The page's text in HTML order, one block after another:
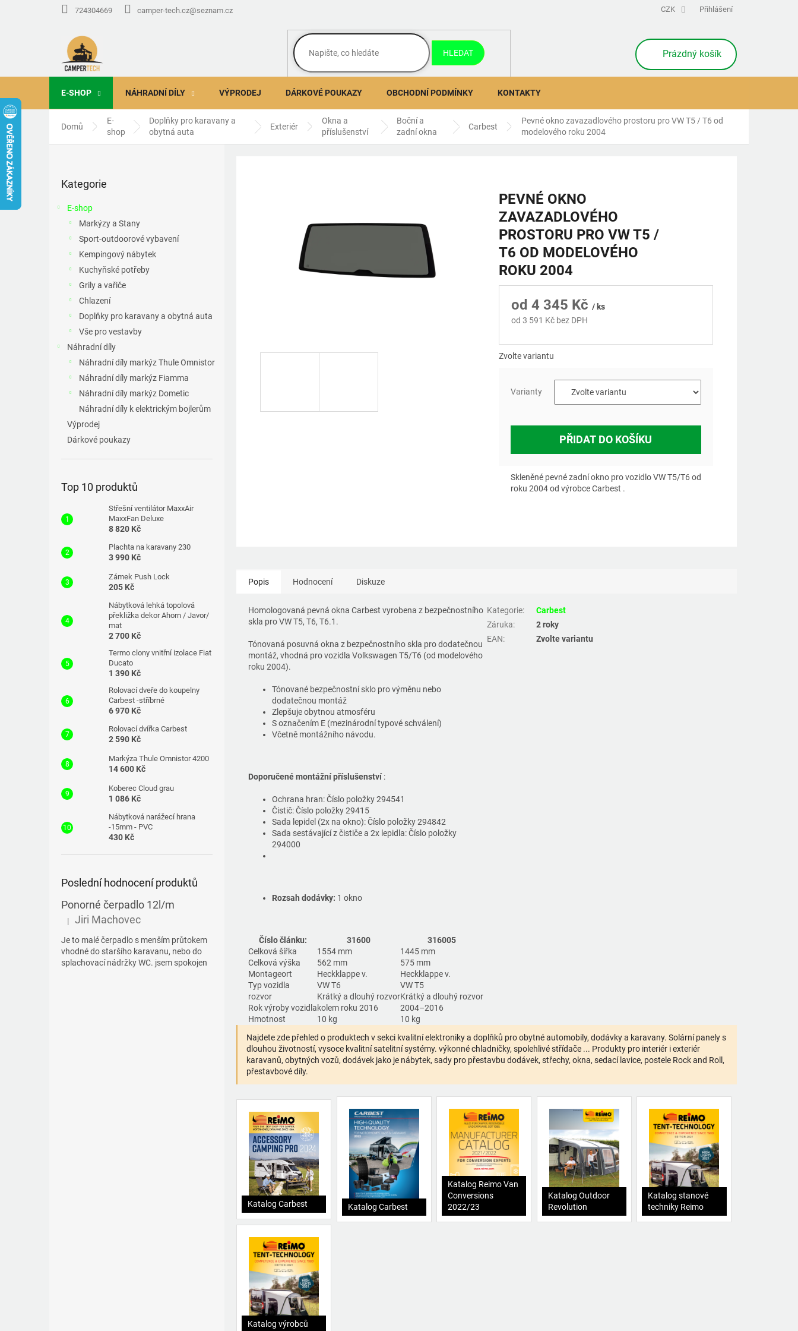
724304669 camper-tech.cz@seznam.cz CZK Přihlášení
HLEDAT
NÁKUPNÍ
KOŠÍK
Prázdný košík
E-SHOP NÁHRADNÍ DÍLY VÝPRODEJ DÁRKOVÉ POUKAZY OBCHODNÍ PODMÍNKY KONTAKTY
Domů
E-
shop
Doplňky pro karavany a
obytná auta
Exteriér
Okna a
příslušenství
Boční a
zadní okna
Carbest
Pevné okno zavazadlového prostoru pro VW T5 / T6 od
modelového roku 2004
kategorie
Kategorie
E-shop
Markýzy a Stany
Sport-outdoorové vybavení
Kempingový nábytek
Kuchyňské potřeby
Grily a vařiče
Chlazení
Doplňky pro karavany a obytná auta
Vše pro vestavby
Náhradní díly
Náhradní díly markýz Thule Omnistor
Náhradní díly markýz Fiamma
Náhradní díly markýz Dometic
Náhradní díly k elektrickým bojlerům
Výprodej
Dárkové poukazy
Top 10 produktů
Střešní ventilátor MaxxAir
MaxxFan Deluxe
8 820 Kč
Plachta na karavany 230
3 990 Kč
Zámek Push Lock
205 Kč
Nábytková lehká topolová
překližka dekor Ahorn / Javor/
mat
2 700 Kč
Termo clony vnitřní izolace Fiat
Ducato
1 390 Kč
Rolovací dveře do koupelny
Carbest -stříbrné
6 970 Kč
Rolovací dvířka Carbest
2 590 Kč
Markýza Thule Omnistor 4200
14 600 Kč
Koberec Cloud grau
1 086 Kč
Nábytková narážecí hrana
-15mm - PVC
430 Kč
Poslední hodnocení produktů
Ponorné čerpadlo 12l/m
Hodnocení produktu je 5 z 5 hvězdiček.
| Jiri Machovec
Je to malé čerpadlo s menším průtokem
vhodné do staršího karavanu, nebo do
splachovací nádržky WC. jsem spokojen
PEVNÉ OKNO
ZAVAZADLOVÉHO
PROSTORU PRO VW T5 /
T6 OD MODELOVÉHO
ROKU 2004
od 4 345 Kč / ks
od 3 591 Kčbez DPH
Zvolte variantu
Varianty
PŘIDAT DO KOŠÍKU
Skleněné pevné zadní okno pro vozidlo VW T5/T6 od
roku 2004 od výrobce Carbest .
Popis Hodnocení Diskuze
Homologovaná pevná okna Carbest vyrobena z bezpečnostního
skla pro VW T5, T6, T6.1.
Tónovaná posuvná okna z bezpečnostního skla pro dodatečnou
montáž, vhodná pro vozidla Volkswagen T5/T6 (od modelového
roku 2004).
Tónované bezpečnostní sklo pro výměnu nebo
dodatečnou montáž
Zlepšuje obytnou atmosféru
S označením E (mezinárodní typové schválení)
Včetně montážního návodu.
Doporučené montážní příslušenství :
Ochrana hran: Číslo položky 294541
Čistič: Číslo položky 29415
Sada lepidel (2x na okno): Číslo položky 294842
Sada sestávající z čističe a 2x lepidla: Číslo položky
294000
Rozsah dodávky: 1 okno
Číslo článku: 31600
316005
Celková šířka
1554 mm
1445 mm
Celková výška
562 mm
575 mm
Montageort
Heckklappev. Heckklappev.
Typ vozidla
VW T6
VW T5
rozvor
Krátký a dlouhý rozvorKrátký a dlouhý rozvor
Rok výroby vozidlakolem roku 2016
2004–2016
Hmotnost
10 kg 10 kg
Kategorie:
Carbest
Záruka:
2 roky
EAN: Zvolte variantu
Najdete zde přehled o produktech v sekci kvalitní elektroniky a doplňků pro obytné automobily, dodávky a karavany. Solární panely s
dlouhou životností, vysoce kvalitní satelitní systémy. výkonné chladničky, spolehlivé střídače ... Produkty pro interiér i exteriér
karavanů, obytných vozů, dodávek jako je nábytek, sady pro přestavbu dodávek, střechy, okna, sedací lavice, postele Rock and Roll,
přestavbové díly.
Katalog Carbest Katalog Carbest
Katalog Reimo Van
Conversions
2022/23
Katalog Outdoor
Revolution
Katalog stanové
techniky Reimo
Katalog výrobců